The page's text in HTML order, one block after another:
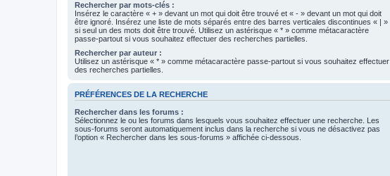
Rechercher par mots-clés :
Insérez le caractère « + » devant un mot qui doit être trouvé et « - » devant un mot qui doit
être ignoré. Insérez une liste de mots séparés entre des barres verticales discontinues « | »
si seul un des mots doit être trouvé. Utilisez un astérisque « * » comme métacaractère
passe-partout si vous souhaitez effectuer des recherches partielles.
Rechercher par auteur :
Utilisez un astérisque « * » comme métacaractère passe-partout si vous souhaitez effectuer
des recherches partielles.
PRÉFÉRENCES DE LA RECHERCHE
Rechercher dans les forums :
Sélectionnez le ou les forums dans lesquels vous souhaitez effectuer une recherche. Les
sous-forums seront automatiquement inclus dans la recherche si vous ne désactivez pas
l’option « Rechercher dans les sous-forums » affichée ci-dessous.